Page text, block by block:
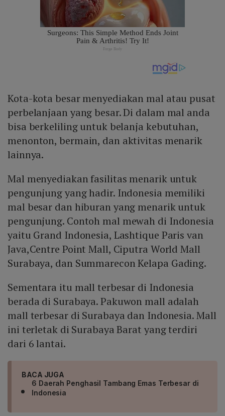
Kota-kota besar menyediakan mal atau pusat
perbelanjaan yang besar. Di dalam mal anda
bisa berkeliling untuk belanja kebutuhan,
menonton, bermain, dan aktivitas menarik
lainnya.
Mal menyediakan fasilitas menarik untuk
pengunjung yang hadir. Indonesia memiliki
mal besar dan hiburan yang menarik untuk
pengunjung. Contoh mal mewah di Indonesia
yaitu Grand Indonesia, Lashtique Paris van
Java,Centre Point Mall, Ciputra World Mall
Surabaya, dan Summarecon Kelapa Gading.
Sementara itu mall terbesar di Indonesia
berada di Surabaya. Pakuwon mall adalah
mall terbesar di Surabaya dan Indonesia. Mall
ini terletak di Surabaya Barat yang terdiri
dari 6 lantai.
BACA JUGA
6 Daerah Penghasil Tambang Emas Terbesar di
Indonesia